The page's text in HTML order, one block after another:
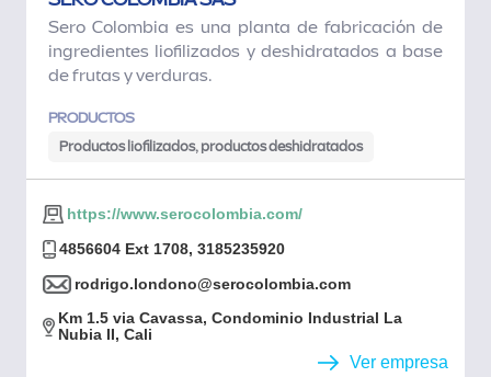
Sero Colombia es una planta de fabricación de
ingredientes liofilizados y deshidratados a base
de frutas y verduras.
PRODUCTOS
Productos liofilizados, productos deshidratados
https://www.serocolombia.com/
4856604 Ext 1708, 3185235920
rodrigo.londono@serocolombia.com
Km 1.5 via Cavassa, Condominio Industrial La
Nubia II, Cali
Ver empresa